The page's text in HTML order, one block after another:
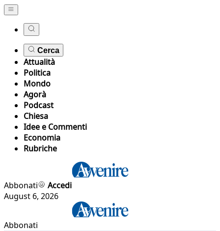
Cerca
Attualità
Politica
Mondo
Agorà
Podcast
Chiesa
Idee e Commenti
Economia
Rubriche
Abbonati
Accedi
August 6, 2026
Abbonati